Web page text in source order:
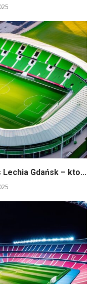
Lechia Gdańsk – kto...